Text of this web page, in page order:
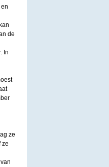
de
In
ze
ze